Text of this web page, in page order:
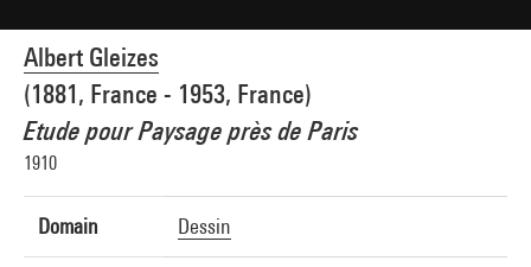
Albert Gleizes
(1881, France - 1953, France)
Etude pour Paysage près de Paris
1910
Domain Dessin